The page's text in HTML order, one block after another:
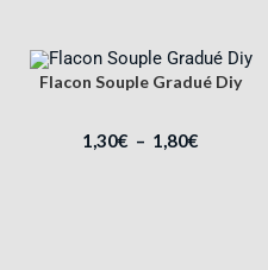
Flacon Souple Gradué Diy
1,30€ – 1,80€